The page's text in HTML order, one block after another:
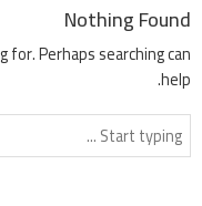
Nothing Found
for. Perhaps searching can
help.